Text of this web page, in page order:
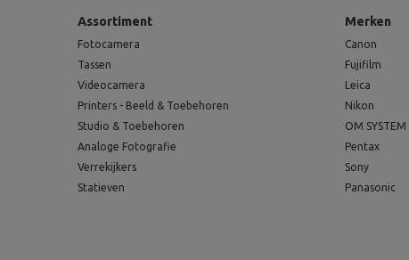
Assortiment
Fotocamera
Tassen
Videocamera
Printers - Beeld & Toebehoren
Studio & Toebehoren
Analoge Fotografie
Verrekijkers
Statieven
Merken
Canon
Fujifilm
Leica
Nikon
OM SYSTEM
Pentax
Sony
Panasonic